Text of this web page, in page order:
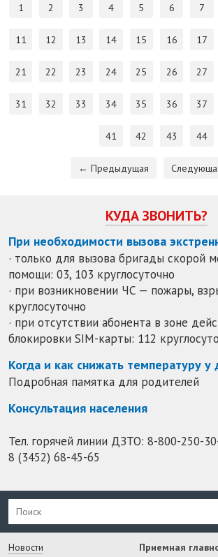
1 2 3 4 5 6 7
11 12 13 14 15 16 17
21 22 23 24 25 26 27
31 32 33 34 35 36 37
41 42 43 44
← Предыдущая
КУДА ЗВОНИТЬ?
При необходимости вызова
· только для вызова бригады скорой
помощи: 03, 103 круглосуточно
· при возникновении ЧС — пожары,
круглосуточно
· при отсутствии абонента в зоне
блокировки SIM-карты: 112
Когда и как снижать температуру у
Подробная памятка для родителей
Консультация населения
Тел. горячей линии ДЗТО: 8-800-250-
8 (3452) 68-45-65
Новости
Приемная